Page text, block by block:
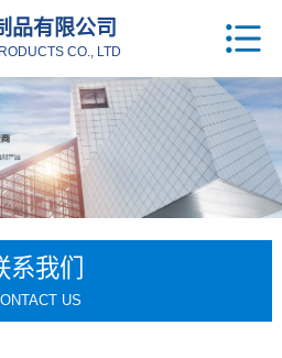
品有限公司
CO., LTD
系我们
US